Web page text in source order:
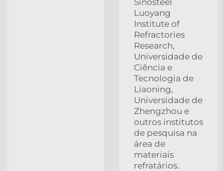
Luoyang
Institute of
Refractories
Research,
Universidade de
Ciência e
Tecnologia de
Liaoning,
Universidade de
Zhengzhou e
outros institutos
de pesquisa na
área de
materiais
refratários.